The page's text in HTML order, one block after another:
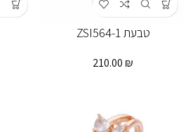
טבעת ZSI564-1
210.00 ₪